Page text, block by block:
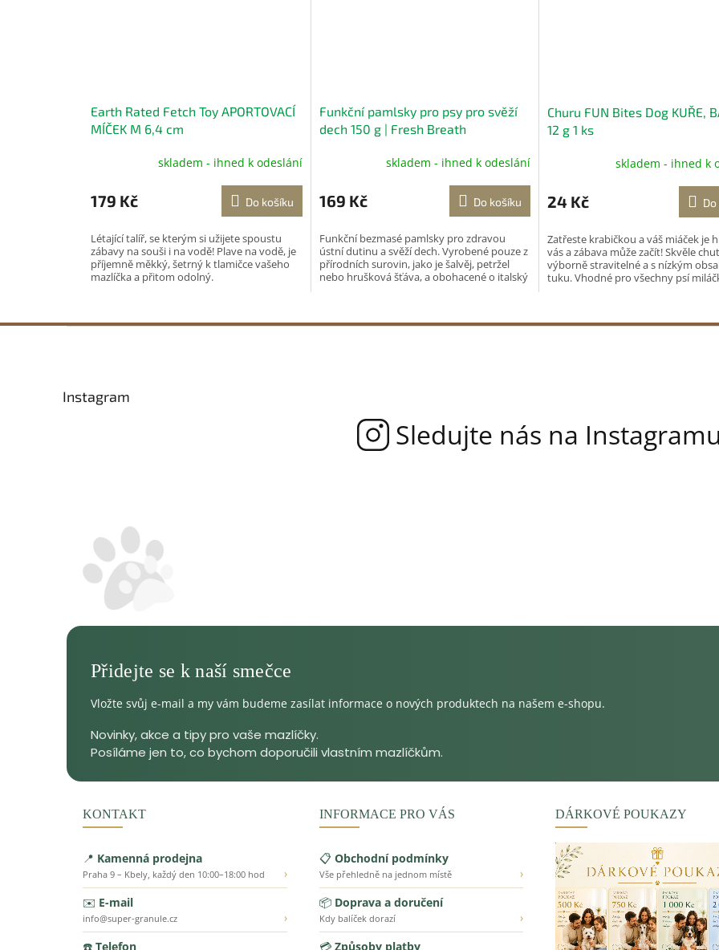
Earth Rated Fetch Toy APORTOVACÍ
MÍČEK M 6,4 cm
skladem - ihned k odeslání
179 Kč Do košíku
Létající talíř, se kterým si užijete spoustu
zábavy na souši i na vodě! Plave na vodě, je
příjemně měkký, šetrný k tlamičce vašeho
mazlíčka a přitom odolný.
Funkční pamlsky pro psy pro svěží
dech 150 g | Fresh Breath
skladem - ihned k odeslání
169 Kč Do košíku
Funkční bezmasé pamlsky pro zdravou
ústní dutinu a svěží dech. Vyrobené pouze z
přírodních surovin, jako je šalvěj, petržel
nebo hrušková šťáva, a obohacené o italský
Churu FUN Bites Dog KUŘE,
12 g 1 ks
skladem - ihned k
24 Kč
Zatřeste krabičkou a váš miáček je
vás a zábava může začít! Skvěle
výborně stravitelné a s nízkým
tuku. Vhodné pro všechny psí
Instagram
Vložte svůj e-mail a my vám budeme zasílat informace o nových produktech na našem e-shopu.
KONTAKT
📍 Kamenná prodejna
Praha 9 – Kbely, každý den 10:00–18:00 hod
›
✉️ E-mail
info@super-granule.cz
›
☎️ Telefon
INFORMACE PRO VÁS
📋 Obchodní podmínky
Vše přehledně na jednom místě
›
📦 Doprava a doručení
Kdy balíček dorazí
›
💳 Způsoby platby
DÁRKOVÉ POUKAZY